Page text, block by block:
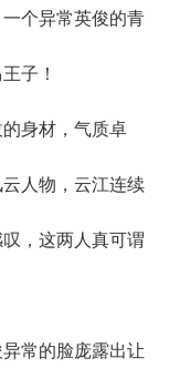
个异常英俊的青
子！
身材，气质卓
人物，云江连续
，这两人真可谓
常的脸庞露出让